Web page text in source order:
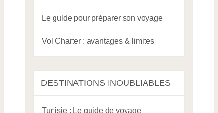
Le guide pour préparer son voyage
Vol Charter : avantages & limites
DESTINATIONS INOUBLIABLES
Tunisie : Le guide de voyage